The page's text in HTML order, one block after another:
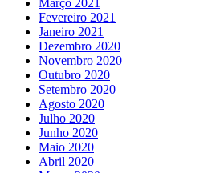
Março 2021
Fevereiro 2021
Janeiro 2021
Dezembro 2020
Novembro 2020
Outubro 2020
Setembro 2020
Agosto 2020
Julho 2020
Junho 2020
Maio 2020
Abril 2020